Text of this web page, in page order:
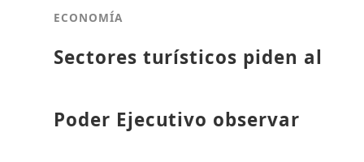
ECONOMÍA
Sectores turísticos piden al
Poder Ejecutivo observar